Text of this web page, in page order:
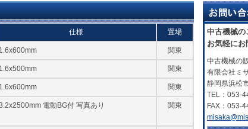
仕様 置場
1.6x600mm 関東
1.6x500mm 関東
1.6x600mm 関東
電動BG付 写真あり 関東
中古機械の
お気軽にお
中古機械の
有限会社ミ
静岡県浜松
TEL：053-
FAX：053-